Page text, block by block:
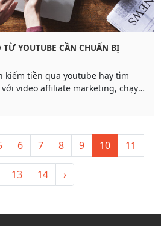
YOUTUBE CẦN CHUẨN BỊ
kiếm tiền qua youtube hay tìm
video affiliate marketing, chạy
marketing...
6 7 8 9 10 11
13 14 ›